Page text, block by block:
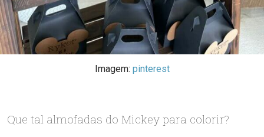
Imagem: pinterest
Que tal almofadas do Mickey para colorir?